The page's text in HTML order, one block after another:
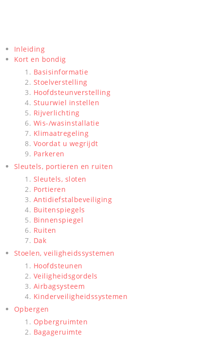
Inleiding
Kort en bondig
Basisinformatie
Stoelverstelling
Hoofdsteunverstelling
Stuurwiel instellen
Rijverlichting
Wis-/wasinstallatie
Klimaatregeling
Voordat u wegrijdt
Parkeren
Sleutels, portieren en ruiten
Sleutels, sloten
Portieren
Antidiefstalbeveiliging
Buitenspiegels
Binnenspiegel
Ruiten
Dak
Stoelen, veiligheidssystemen
Hoofdsteunen
Veiligheidsgordels
Airbagsysteem
Kinderveiligheidssystemen
Opbergen
Opbergruimten
Bagageruimte